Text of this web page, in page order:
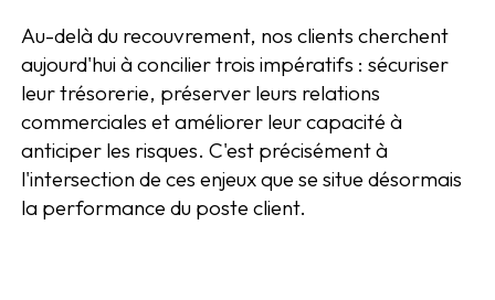
Au-delà du recouvrement, nos clients cherchent
aujourd'hui à concilier trois impératifs : sécuriser
leur trésorerie, préserver leurs relations
commerciales et améliorer leur capacité à
anticiper les risques. C'est précisément à
l'intersection de ces enjeux que se situe désormais
la performance du poste client.